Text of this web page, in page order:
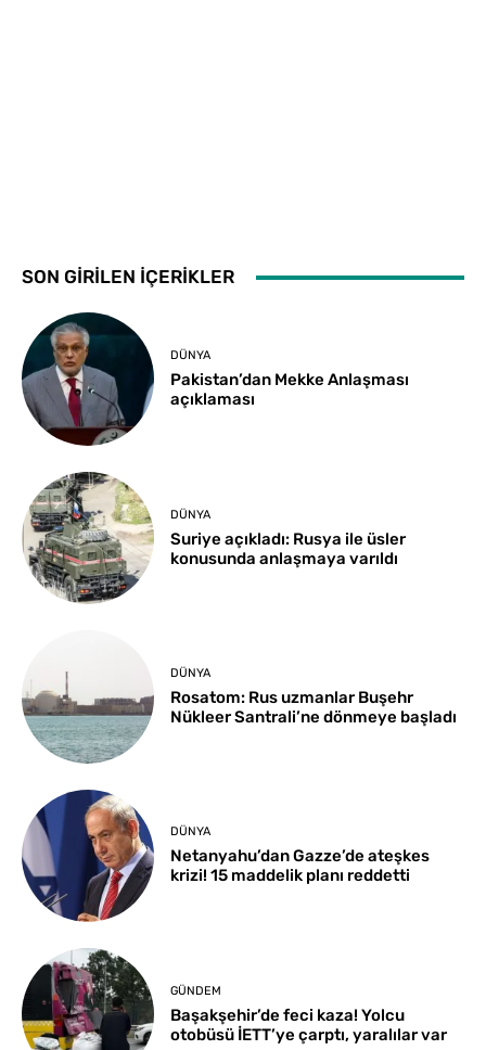
SON GİRİLEN İÇERİKLER
DÜNYA
Pakistan’dan Mekke Anlaşması
açıklaması
DÜNYA
Suriye açıkladı: Rusya ile üsler
konusunda anlaşmaya varıldı
DÜNYA
Rosatom: Rus uzmanlar Buşehr
Nükleer Santrali’ne dönmeye başladı
DÜNYA
Netanyahu’dan Gazze’de ateşkes
krizi! 15 maddelik planı reddetti
GÜNDEM
Başakşehir’de feci kaza! Yolcu
otobüsü İETT’ye çarptı, yaralılar var